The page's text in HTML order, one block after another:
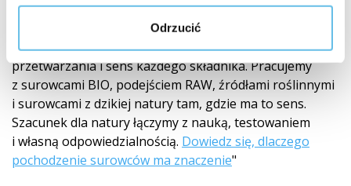
Odrzucić
Od pochodzenia do gotowego produktuJakość
zaczyna się od pochodzenia surowca. Dlatego starannie
wybieramy dostawców, śledzimy pochodzenie, sposób
przetwarzania i sens każdego składnika. Pracujemy
z surowcami BIO, podejściem RAW, źródłami roślinnymi
i surowcami z dzikiej natury tam, gdzie ma to sens.
Szacunek dla natury łączymy z nauką, testowaniem
i własną odpowiedzialnością. Dowiedz się, dlaczego
pochodzenie surowców ma znaczenie"